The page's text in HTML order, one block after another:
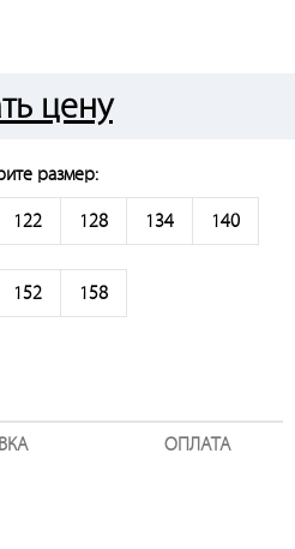
цену
размер:
122 128 134 140
152 158
ОПЛАТА